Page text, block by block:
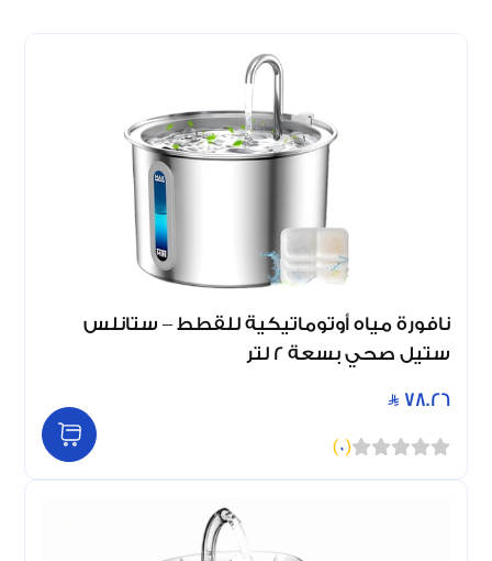
نافورة مياه أوتوماتيكية للقطط – ستانلس
ستيل صحي بسعة 2 لتر
78.26
(
0
)